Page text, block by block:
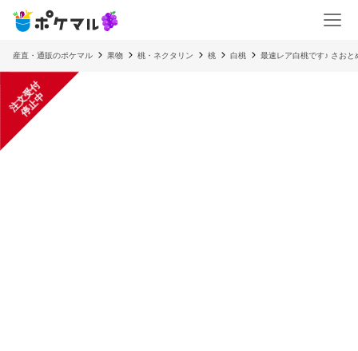
産直・通販のポケマル 果物 桃・ネクタリン 桃 白桃 最速レア白桃です♪ さお
注
文
受
付
停
止
中